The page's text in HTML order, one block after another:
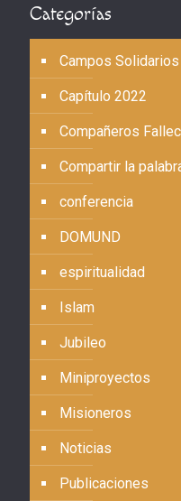
Categorías
Campos Solidarios
Capítulo 2022
Compañeros
Compartir la
conferencia
DOMUND
espiritualidad
Islam
Jubileo
Miniproyectos
Misioneros
Noticias
Publicaciones